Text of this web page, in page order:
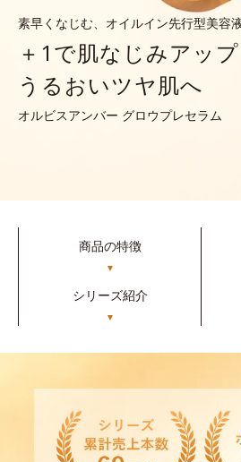
素早くなじむ、オイルイン先行型美容
＋1で肌なじみアップ
うるおいツヤ肌へ
オルビスアンバー グロウプレセラム
商品の特徴
▼
シリーズ紹介
▼